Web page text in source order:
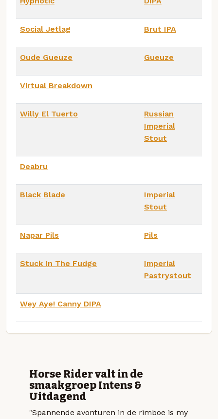
Social Jetlag Brut IPA
Oude Gueuze Gueuze
Virtual Breakdown
Willy El Tuerto
Russian
Imperial
Stout
Deabru
Black Blade
Imperial
Stout
Napar Pils Pils
Stuck In The Fudge
Imperial
Pastrystout
Wey Aye! Canny DIPA
Horse Rider valt in de
smaakgroep Intens &
Uitdagend
"Spannende avonturen in de rimboe is my